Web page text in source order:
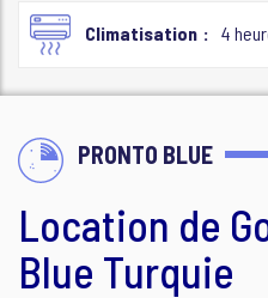
Climatisation 4
PRONTO BLUE
Location de
Blue Turquie